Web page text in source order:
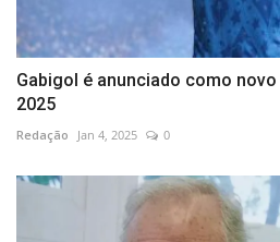
Gabigol é anunciado como
2025
Redação Jan 4, 2025 0